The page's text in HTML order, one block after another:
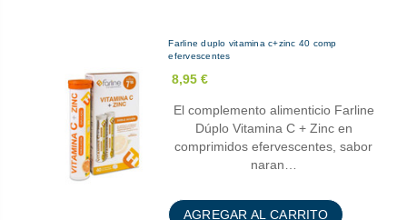
Farline duplo vitamina c+zinc 40 comp
efervescentes
8,95 €
El complemento alimenticio Farline
Dúplo Vitamina C + Zinc en
comprimidos efervescentes, sabor
naran…
AGREGAR AL CARRITO